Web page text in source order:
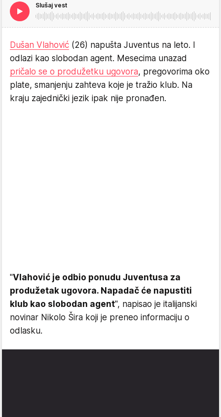
Slušaj vest
Dušan Vlahović (26) napušta Juventus na leto. I
odlazi kao slobodan agent. Mesecima unazad
pričalo se o produžetku ugovora, pregovorima oko
plate, smanjenju zahteva koje je tražio klub. Na
kraju zajednički jezik ipak nije pronađen.
"Vlahović je odbio ponudu Juventusa za
produžetak ugovora. Napadač će napustiti
klub kao slobodan agent", napisao je italijanski
novinar Nikolo Šira koji je preneo informaciju o
odlasku.